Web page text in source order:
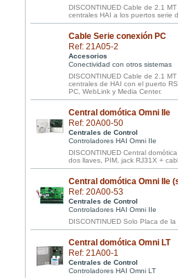
DISCONTINUED Cable de 2.1
centrales HAI a los puertos serie
Cable Serie conexión PC
Ref: 21A05-2
Accesorios
Conectividad con otros sistemas
DISCONTINUED Cable de 2.1
centrales de HAI con el puerto
PC, WebLink y Media Center.
Central domótica Omni IIe
Ref: 20A00-50
Centrales de Control
Controladores HAI Omni IIe
DISCONTINUED Central
dos llaves, PIM, jack RJ31X +
Central domótica Omni IIe
Ref: 20A00-53
Centrales de Control
Controladores HAI Omni IIe
DISCONTINUED Solo Placa de la
Central domótica Omni LT
Ref: 21A00-1
Centrales de Control
Controladores HAI Omni LT